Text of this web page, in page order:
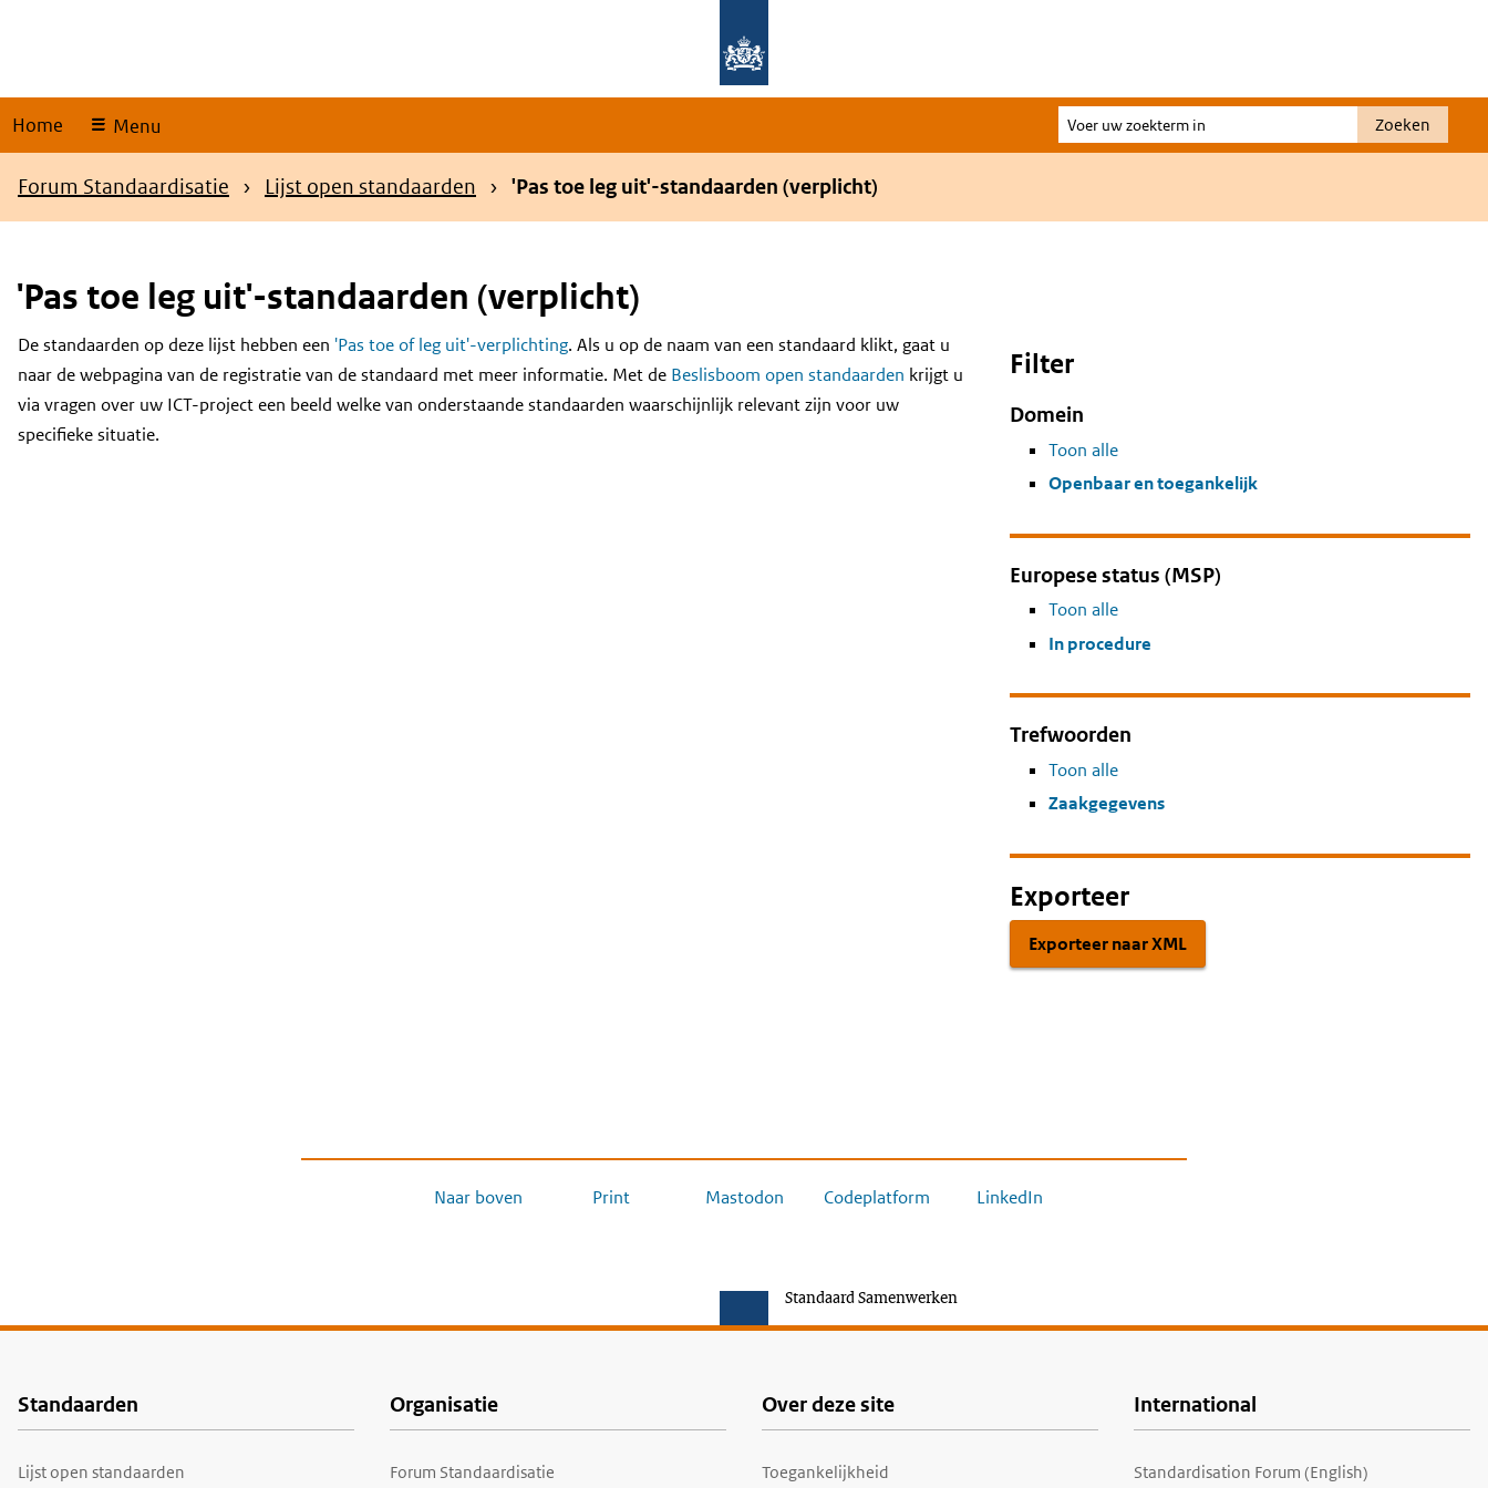
Home Menu
Voer
uw
Zoeken
Kruimelpad
Forum Standaardisatie Lijst open standaarden 'Pas toe leg uit'-standaarden (verplicht)
'Pas toe leg uit'-standaarden (verplicht)
Content
De standaarden op deze lijst hebben een 'Pas toe of leg uit'-verplichting. Als u op de naam van een standaard klikt, gaat u
naar de webpagina van de registratie van de standaard met meer informatie. Met de Beslisboom open standaarden krijgt u
via vragen over uw ICT-project een beeld welke van onderstaande standaarden waarschijnlijk relevant zijn voor uw
specifieke situatie.
Filter
Domein
Toon alle
Openbaar en toegankelijk
Europese status (MSP)
Toon alle
In procedure
Trefwoorden
Toon alle
Zaakgegevens
Exporteer
Exporteer naar XML
Naar boven Print Mastodon Codeplatform LinkedIn
Standaard Samenwerken
Voet
Standaarden
Lijst open standaarden
Organisatie
Forum Standaardisatie
Over deze site
Toegankelijkheid
International
Standardisation Forum (English)